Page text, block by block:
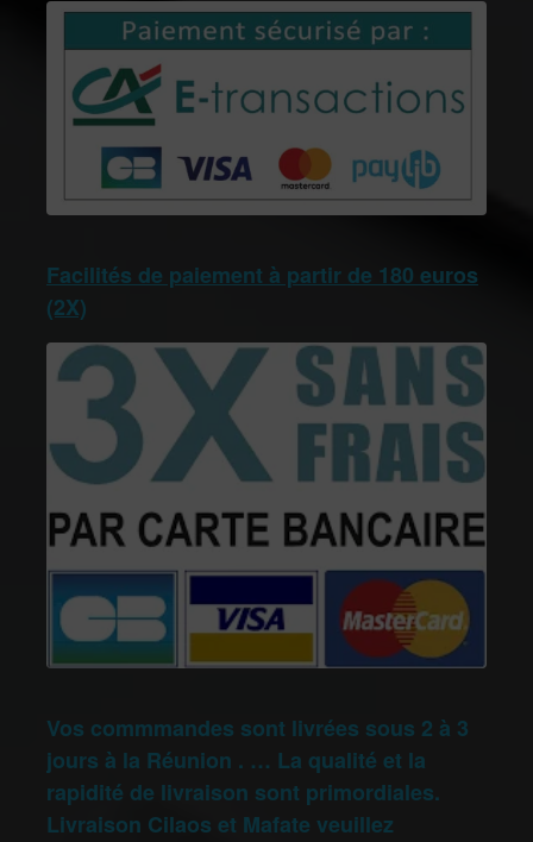
Facilités de paiement à partir de 180 euros
(2X)
Vos commmandes sont livrées sous 2 à 3
jours à la Réunion . … La qualité et la
rapidité de livraison sont primordiales.
Livraison Cilaos et Mafate veuillez